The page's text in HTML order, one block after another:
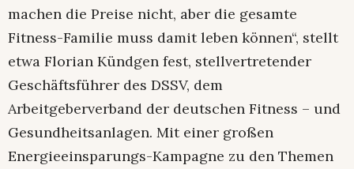
machen die Preise nicht, aber die gesamte
Fitness-Familie muss damit leben können“, stellt
etwa Florian Kündgen fest, stellvertretender
Geschäftsführer des DSSV, dem
Arbeitgeberverband der deutschen Fitness – und
Gesundheitsanlagen. Mit einer großen
Energieeinsparungs-Kampagne zu den Themen